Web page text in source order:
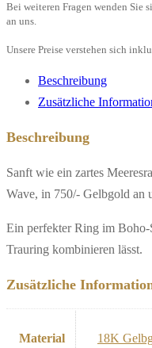
Bei weiteren Fragen wenden Sie
an uns.
Unsere Preise verstehen sich
Beschreibung
Zusätzliche
Beschreibung
Sanft wie ein zartes
Wave, in 750/- Gelbgold an
Ein perfekter Ring im
Trauring kombinieren lässt.
Zusätzliche
Material 18K